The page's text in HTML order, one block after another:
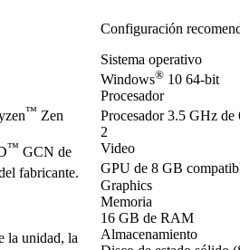
™ Zen
™ GCN de
fabricante.
la unidad, la
Configuración
Sistema operativo
Windows® 10 64-bit
Procesador
Procesador 3.5 GHz de
2
Video
GPU de 8 GB
Graphics
Memoria
16 GB de RAM
Almacenamiento